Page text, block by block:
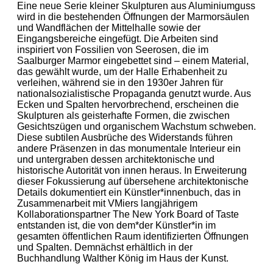
Eine neue Serie kleiner Skulpturen aus Aluminiumguss
wird in die bestehenden Öffnungen der Marmorsäulen
und Wandflächen der Mittelhalle sowie der
Eingangsbereiche eingefügt. Die Arbeiten sind
inspiriert von Fossilien von Seerosen, die im
Saalburger Marmor eingebettet sind – einem Material,
das gewählt wurde, um der Halle Erhabenheit zu
verleihen, während sie in den 1930er Jahren für
nationalsozialistische Propaganda genutzt wurde. Aus
Ecken und Spalten hervorbrechend, erscheinen die
Skulpturen als geisterhafte Formen, die zwischen
Gesichtszügen und organischem Wachstum schweben.
Diese subtilen Ausbrüche des Widerstands führen
andere Präsenzen in das monumentale Interieur ein
und untergraben dessen architektonische und
historische Autorität von innen heraus. In Erweiterung
dieser Fokussierung auf übersehene architektonische
Details dokumentiert ein Künstler*innenbuch, das in
Zusammenarbeit mit VMiers langjährigem
Kollaborationspartner The New York Board of Taste
entstanden ist, die von dem*der Künstler*in im
gesamten öffentlichen Raum identifizierten Öffnungen
und Spalten. Demnächst erhältlich in der
Buchhandlung Walther König im Haus der Kunst.